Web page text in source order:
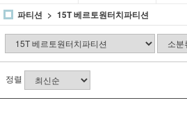
파티션
15T 베르토원터치파티션
정렬